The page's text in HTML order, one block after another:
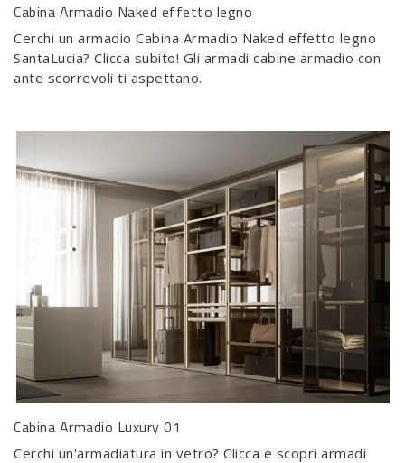
Cabina Armadio Naked effetto legno
Cerchi un armadio Cabina Armadio Naked effetto legno
SantaLucia? Clicca subito! Gli armadi cabine armadio con
ante scorrevoli ti aspettano.
Cabina Armadio Luxury 01
Cerchi un'armadiatura in vetro? Clicca e scopri armadi